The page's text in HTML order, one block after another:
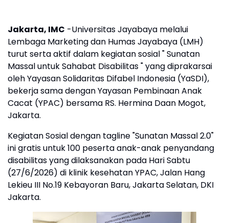
Jakarta, IMC -Universitas Jayabaya melalui
Lembaga Marketing dan Humas Jayabaya (LMH)
turut serta aktif dalam kegiatan sosial " Sunatan
Massal untuk Sahabat Disabilitas " yang diprakarsai
oleh Yayasan Solidaritas Difabel Indonesia (YaSDI),
bekerja sama dengan Yayasan Pembinaan Anak
Cacat (YPAC) bersama RS. Hermina Daan Mogot,
Jakarta.
Kegiatan Sosial dengan tagline "Sunatan Massal 2.0"
ini gratis untuk 100 peserta anak-anak penyandang
disabilitas yang dilaksanakan pada Hari Sabtu
(27/6/2026) di klinik kesehatan YPAC, Jalan Hang
Lekieu III No.19 Kebayoran Baru, Jakarta Selatan, DKI
Jakarta.